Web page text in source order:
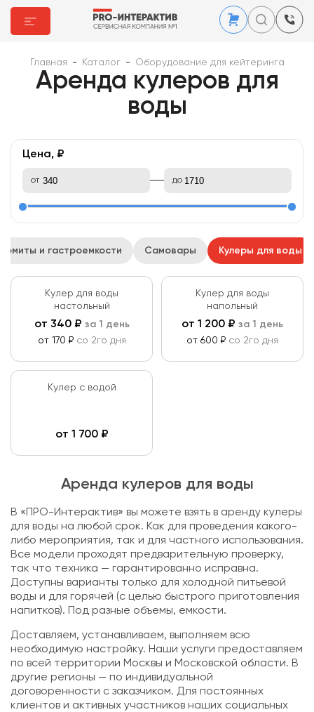
Главная - Каталог - Оборудование для кейтеринга
Аренда кулеров для
воды
Цена, ₽
от до
и гастроемкости Самовары Кулеры для воды
Кулер для воды
настольный
от 340₽ за 1 день
от 170 ₽ со 2го дня
Кулер для воды
напольный
от 1 200 ₽ за 1 день
от 600 ₽ со 2го дня
Кулер с водой
от 1 700₽
Аренда кулеров для воды
В «ПРО-Интерактив» вы можете взять в аренду кулеры
для воды на любой срок. Как для проведения какого-
либо мероприятия, так и для частного использования.
Все модели проходят предварительную проверку,
так что техника — гарантированно исправна.
Доступны варианты только для холодной питьевой
воды и для горячей (с целью быстрого приготовления
напитков). Под разные объемы, емкости.
Доставляем, устанавливаем, выполняем всю
необходимую настройку. Наши услуги предоставляем
по всей территории Москвы и Московской области. В
другие регионы — по индивидуальной
договоренности с заказчиком. Для постоянных
клиентов и активных участников наших социальных